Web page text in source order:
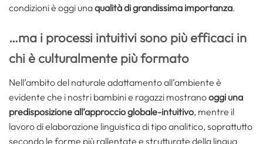
condizioni è oggi unaqualità di grandissima importanza.
…ma i processi intuitivi sono più efficaci in
chi è culturalmente più formato
Nell’ambito del naturale adattamento all’ambiente è
evidente che i nostri bambini e ragazzi mostranooggi una
predisposizione all’approccio globale-intuitivo, mentre il
lavoro di elaborazione linguistica di tipo analitico, soprattutto
secondo le forme più rallentate e strutturate della lingua